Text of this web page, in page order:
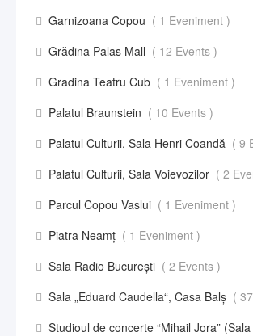
Garnizoana Copou ( 1 Eveniment )
Grădina Palas Mall ( 12 Events )
Gradina Teatru Cub ( 1 Eveniment )
Palatul Braunstein ( 10 Events )
Palatul Culturii, Sala Henri Coandă ( 9
Palatul Culturii, Sala Voievozilor ( 2
Parcul Copou Vaslui ( 1 Eveniment )
Piatra Neamț ( 1 Eveniment )
Sala Radio București ( 2 Events )
Sala „Eduard Caudella“, Casa Balş (
Studioul de concerte “Mihail Jora”